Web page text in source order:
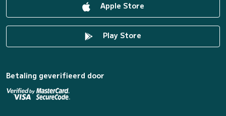
Apple Store
Play Store
Betaling geverifieerd door